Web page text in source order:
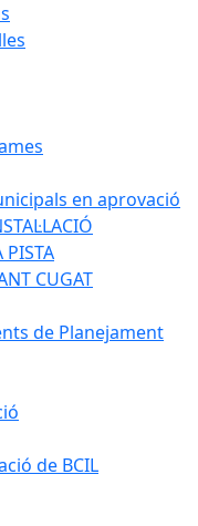
en aprovació
PISTA
CUGAT
de Planejament
de BCIL